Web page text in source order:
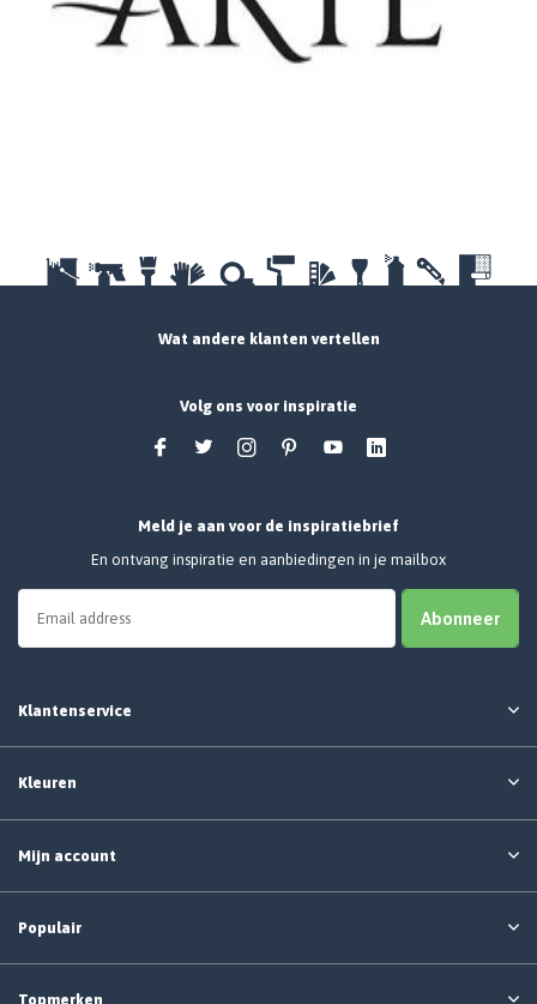
Wat andere klanten vertellen
Volg ons voor inspiratie
Meld je aan voor de inspiratiebrief
En ontvang inspiratie en aanbiedingen in je mailbox
Abonneer
Klantenservice
Kleuren
Mijn account
Populair
Topmerken